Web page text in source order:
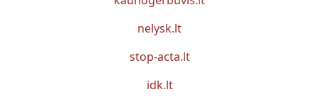
nelysk.lt
stop-acta.lt
idk.lt